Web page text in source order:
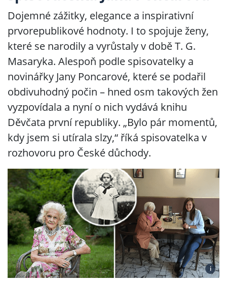
Dojemné zážitky, elegance a inspirativní
prvorepublikové hodnoty. I to spojuje ženy,
které se narodily a vyrůstaly v době T. G.
Masaryka. Alespoň podle spisovatelky a
novinářky Jany Poncarové, které se podařil
obdivuhodný počin – hned osm takových žen
vyzpovídala a nyní o nich vydává knihu
Děvčata první republiky. „Bylo pár momentů,
kdy jsem si utírala slzy,“ říká spisovatelka v
rozhovoru pro České důchody.
i